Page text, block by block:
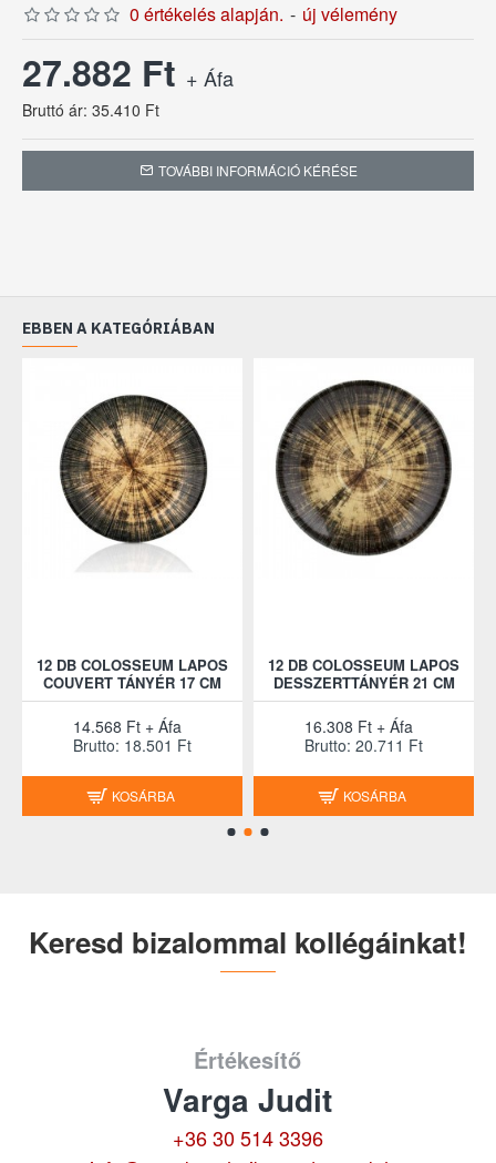
0 értékelés alapján. - új vélemény
27.882 Ft + Áfa
Bruttó ár: 35.410 Ft
TOVÁBBI INFORMÁCIÓ KÉRÉSE
EBBEN A KATEGÓRIÁBAN
12 DB COLOSSEUM LAPOS
COUVERT TÁNYÉR 17 CM
14.568 Ft + Áfa
Brutto: 18.501 Ft
KOSÁRBA
12 DB COLOSSEUM LAPOS
DESSZERTTÁNYÉR 21 CM
16.308 Ft + Áfa
Brutto: 20.711 Ft
KOSÁRBA
Keresd bizalommal kollégáinkat!
Értékesítő
Varga Judit
+36 30 514 3396